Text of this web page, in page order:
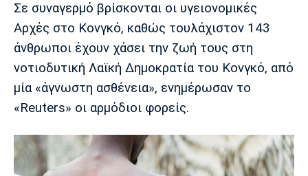
Conference League
Διεθνή
Euro
Κύπελλο
Champions League
Κύπελλο
EuroCup
Α2 Μπάσκετ
Στίβος
Γυμναστική
Κολύμβηση
Auto-Moto
Αυτοκίνητο
Formula 1
Tech
Gaming
Smartphones
Plus
Σινεμά
Η Εφημερίδα
Τρίπολης
Απόλλων
Σμύρνης
Άρης ΟΦΗ
Σε συναγερμό βρίσκονται οι υγειονομικές
Αρχές στο Κονγκό, καθώς τουλάχιστον 143
άνθρωποι έχουν χάσει την ζωή τους στη
νοτιοδυτική Λαϊκή Δημοκρατία του Κονγκό, από
μία «άγνωστη ασθένεια», ενημέρωσαν το
«Reuters» οι αρμόδιοι φορείς.